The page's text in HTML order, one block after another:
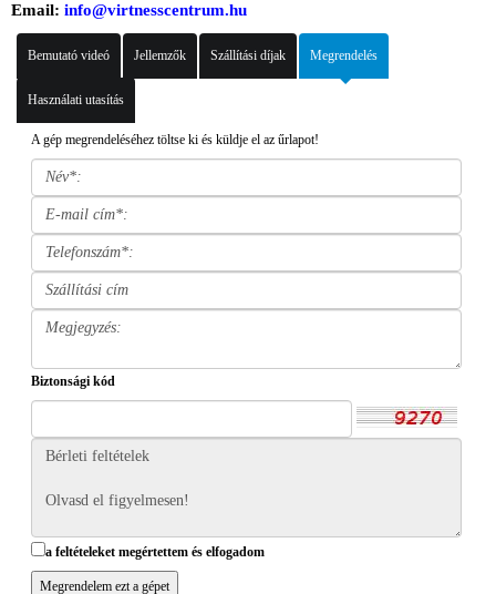
Email: info@virtnesscentrum.hu
Bemutató videó Jellemzők Szállítási díjak Megrendelés
Használati utasítás
A gép megrendeléséhez töltse ki és küldje el az űrlapot!
Biztonsági kód
a feltételeket megértettem és elfogadom